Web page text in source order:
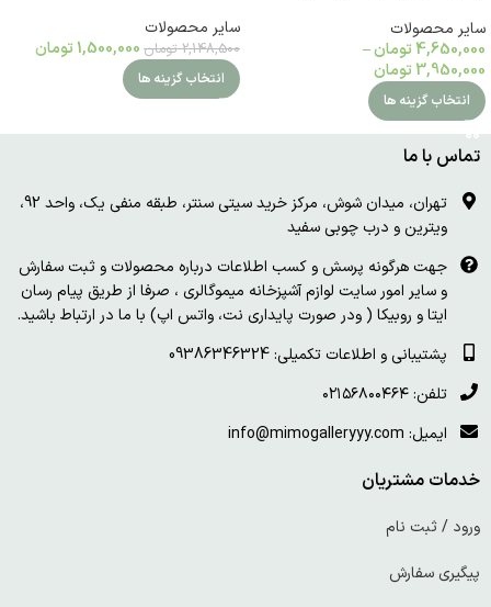
سایر محصولات
4,650,000 تومان–
3,950,000 تومان
انتخاب گزینه ها
سایر محصولات
2,148,500 تومان 1,500,000 تومان
انتخاب گزینه ها
تماس با ما
تهران، میدان شوش، مرکز خرید سیتی سنتر، طبقه منفی یک، واحد 92،
ویترین و درب چوبی سفید
جهت هرگونه پرسش و کسب اطلاعات درباره محصولات و ثبت سفارش
و سایر امور سایت لوازم آشپزخانه میموگالری ، صرفا از طریق پیام رسان
ایتا و روبیکا ( ودر صورت پایداری نت، واتس اپ) با ما در ارتباط باشید.
پشتیبانی و اطلاعات تکمیلی: 09386346324
تلفن: ۰۲۱۵۶۸۰۰۴۶۴
ایمیل: info@mimogalleryyy.com
خدمات مشتریان
ورود / ثبت نام
پیگیری سفارش